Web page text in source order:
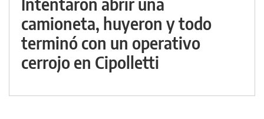
camioneta, huyeron y todo
terminó con un operativo
cerrojo en Cipolletti